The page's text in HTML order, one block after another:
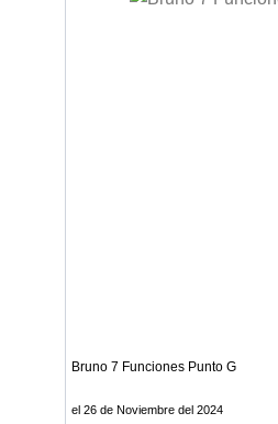
Bruno 7 Funciones Punto G
el 26 de Noviembre del 2024